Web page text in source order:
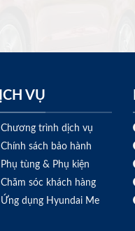
VỤ
Chương trình dịch vụ
Chính sách bảo hành
Phụ tùng & Phụ kiện
Chăm sóc khách hàng
Ứng dụng Hyundai Me